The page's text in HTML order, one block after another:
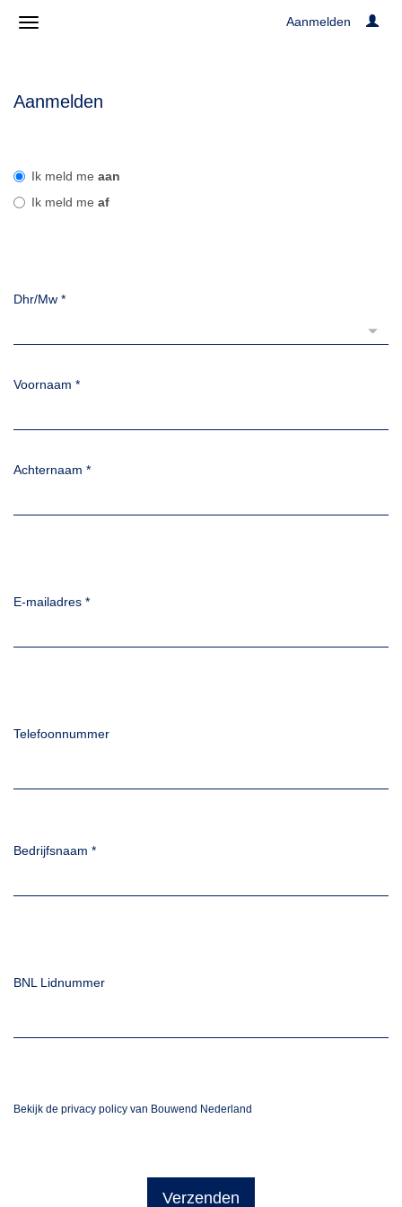
Aanmelden
Aanmelden
Ik meld me aan
Ik meld me af
Dhr/Mw *
Voornaam *
Achternaam *
E-mailadres *
Telefoonnummer
Bedrijfsnaam *
BNL Lidnummer
Bekijk de privacy policy van Bouwend Nederland
Verzenden